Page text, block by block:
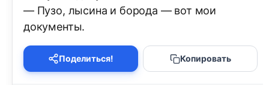
— Пузо, лысина и борода — вот мои
документы.
Поделиться! Копировать